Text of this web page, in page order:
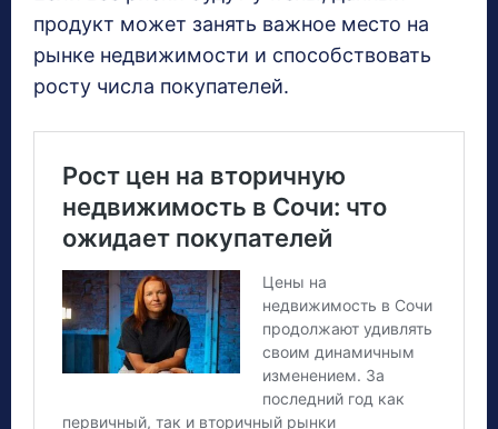
продукт может занять важное место на
рынке недвижимости и способствовать
росту числа покупателей.